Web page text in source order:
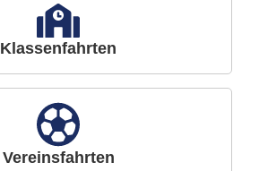
Klassenfahrten
Vereinsfahrten